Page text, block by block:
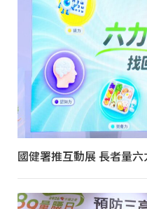
國健署推互動展 長者量